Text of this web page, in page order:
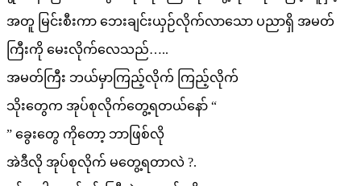
အတူ မြင်းစီးကာ ဘေးချင်းယှဉ်လိုက်လာသော ပညာရှိ အမတ်
ကြီးကို မေးလိုက်လေသည်…..
အမတ်ကြီး ဘယ်မှာကြည့်လိုက် ကြည့်လိုက်
သိုးတွေက အုပ်စုလိုက်တွေ့ရတယ်နော် “
” ခွေးတွေ ကိုတော့ ဘာဖြစ်လို
အဲဒီလို အုပ်စုလိုက် မတွေ့ရတာလဲ ?.